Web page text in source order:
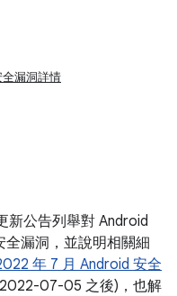
漏洞詳情
新公告列舉對 Android
漏洞，並說明相關細
年 7 月 Android 安全
07-05 之後)，也解